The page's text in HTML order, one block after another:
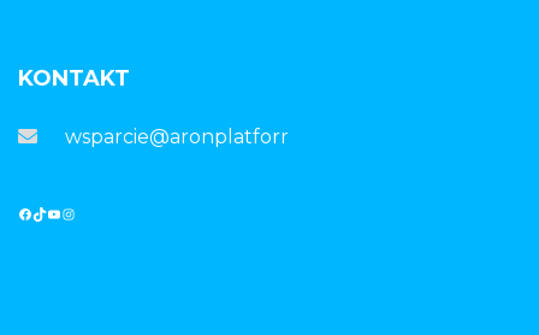
KONTAKT
wsparcie@aronplatforma.pl